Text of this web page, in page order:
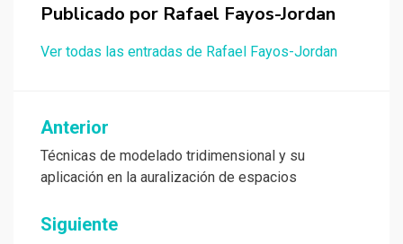
Publicado por Rafael Fayos-Jordan
Ver todas las entradas de Rafael Fayos-Jordan
Navegación
de
entradas
Anterior
Técnicas de modelado tridimensional y su
aplicación en la auralización de espacios
Siguiente